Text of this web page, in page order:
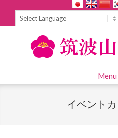
Navigation
Menu
イベント